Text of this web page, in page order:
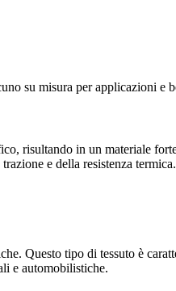
su misura per applicazioni
risultando in un materiale
e della resistenza termica.
Questo tipo di tessuto è
e automobilistiche.